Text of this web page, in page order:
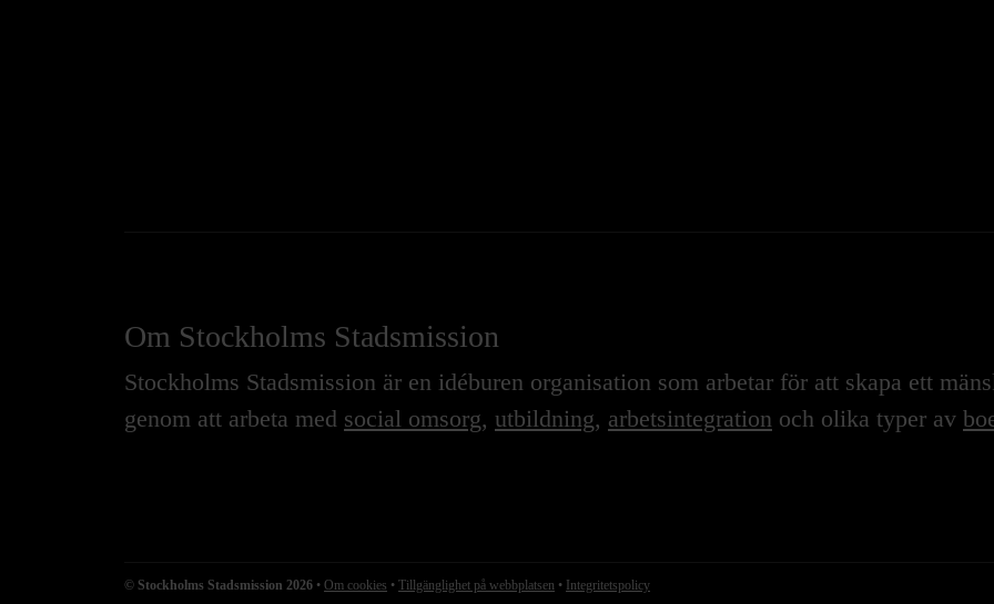
Om Stockholms Stadsmission
Stockholms Stadsmission är en idéburen organisation som arbetar för att skapa ett
genom att arbeta med social omsorg, utbildning, arbetsintegration och olika typer av
© Stockholms Stadsmission 2026 • Om cookies • Tillgänglighet på webbplatsen • Integritetspolicy